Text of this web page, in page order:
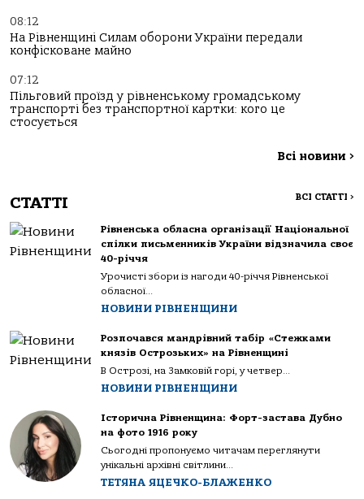
08:12
На Рівненщині Силам оборони України передали
конфісковане майно
07:12
Пільговий проїзд у рівненському громадському
транспорті без транспортної картки: кого це
стосується
Всі новини >
СТАТТІ ВСІ СТАТТІ >
Рівненська обласна організації Національної
спілки письменників України відзначила своє
40-річчя
Урочисті збори із нагоди 40-річчя Рівненської
обласної...
НОВИНИ РІВНЕНЩИНИ
Розпочався мандрівний табір «Стежками
князів Острозьких» на Рівненщині
В Острозі, на Замковій горі, у четвер...
НОВИНИ РІВНЕНЩИНИ
Історична Рівненщина: Форт-застава Дубно
на фото 1916 року
Сьогодні пропонуємо читачам переглянути
унікальні архівні світлини...
ТЕТЯНА ЯЦЕЧКО-БЛАЖЕНКО